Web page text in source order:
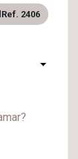
Ref. 2406